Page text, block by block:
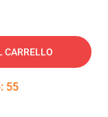
CARRELLO
: 54